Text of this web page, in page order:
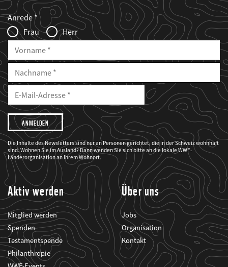
Web2Case
Infofelder
Fieldset
anrede_name
Anrede
Frau
Herr
Vorname
Nachname
E-
Mailadresse
E-
Adresse
Ich
möchte,
dass
der
WWF
mich
über
seine
Projekte
informiert.
Die Inhalte des Newsletters sind nur an Personen gerichtet, die in der Schweiz wohnhaft
sind. Wohnen Sie im Ausland? Dann wenden Sie sich bitte an die lokale WWF-
Länderorganisation an Ihrem Wohnort.
Aktiv werden
Mitglied werden
Spenden
Testamentspende
Philanthropie
Über uns
Jobs
Organisation
Kontakt